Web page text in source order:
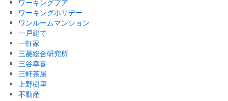
ワーキングプア
ワーキングホリデー
ワンルームマンション
一戸建て
一軒家
三菱総合研究所
三谷幸喜
三軒茶屋
上野樹里
不動産